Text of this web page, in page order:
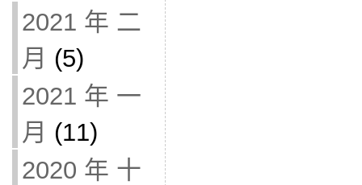
2021 年 二
月 (5)
2021 年 一
月 (11)
2020 年 十